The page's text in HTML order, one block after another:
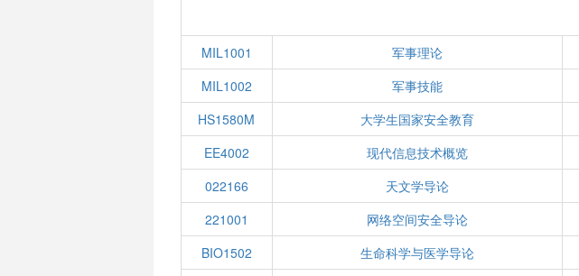
MIL1001 军事理论
MIL1002
军事技能
HS1580M
大学生国家安全教育
EE4002
现代信息技术概览
022166
天文学导论
221001
网络空间安全导论
BIO1502
生命科学与医学导论